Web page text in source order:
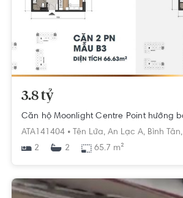
3.8 tỷ
ATA141404 •
Tên Lửa, An Lạc A, Bình Tân,
2
2 65.7 m²